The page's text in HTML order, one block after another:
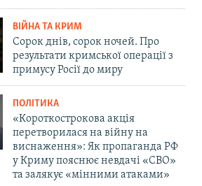
ВІЙНА ТА КРИМ
Сорок днів, сорок ночей. Про
результати кримської операції з
примусу Росії до миру
ПОЛІТИКА
«Короткострокова акція
перетворилася на війну на
виснаження»: Як пропаганда РФ
у Криму пояснює невдачі «СВО»
та залякує «мінними атаками»